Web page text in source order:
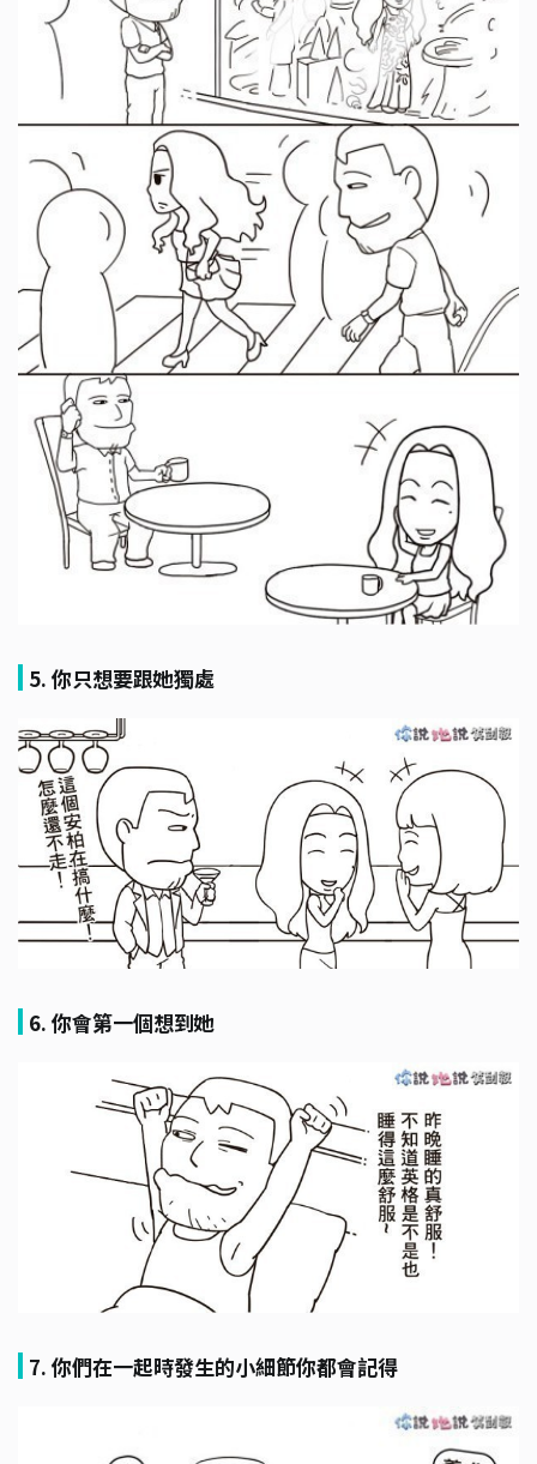
5. 你只想要跟她獨處
6. 你會第一個想到她
7. 你們在一起時發生的小細節你都會記得